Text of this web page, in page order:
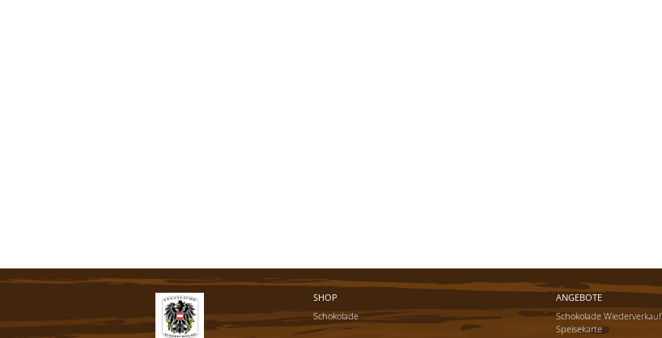
SHOP
Schokolade
ANGEBOTE
Schokolade Wiederverkauf
Speisekarte